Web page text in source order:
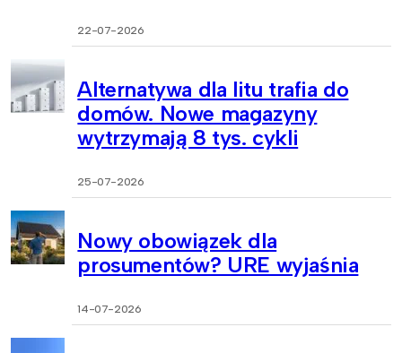
22-07-2026
Alternatywa dla litu trafia do
domów. Nowe magazyny
wytrzymają 8 tys. cykli
25-07-2026
Nowy obowiązek dla
prosumentów? URE wyjaśnia
14-07-2026